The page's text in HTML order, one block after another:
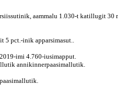
aammalu 1.030-t katillugit 30
5 pct.-inik apparsimasut..
imi 4.760-iusimapput.
annikinnerpaasimallutik.